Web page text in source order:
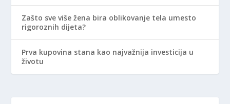
Zašto sve više žena bira oblikovanje tela umesto
rigoroznih dijeta?
Prva kupovina stana kao najvažnija investicija u
životu